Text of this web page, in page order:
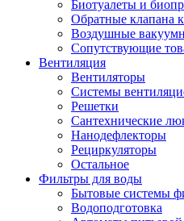
Биотуалеты и
Обратные клапана
Воздушные
Сопутствующие
Вентиляция
Вентиляторы
Системы
Решетки
Сантехнические
Нанодефлекторы
Рециркуляторы
Остальное
Фильтры для воды
Бытовые системы
Водоподготовка